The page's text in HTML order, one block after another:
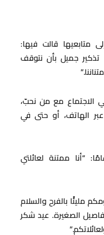
متابعيها قالت فيها:
تذكير جميل بأن نتوقف
الاجتماع مع من نحبّ،
الهاتف، أو حتى في
الفنانة البالغة 57 عامًا: “أنا ممتنة لعائلتي
مليئًا بالفرح والسلام
الصغيرة. عيد شكر